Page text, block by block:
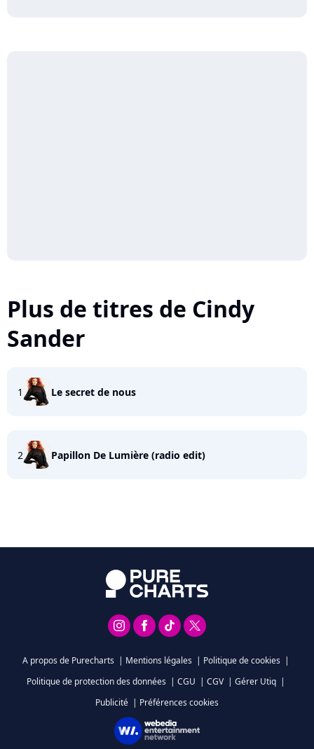
Plus de titres de Cindy
Sander
1 Le secret de nous
2 Papillon De Lumière (radio edit)
A propos de Purecharts | Mentions légales | Politique de cookies |
Politique de protection des données | CGU | CGV | Gérer Utiq |
Publicité | Préférences cookies